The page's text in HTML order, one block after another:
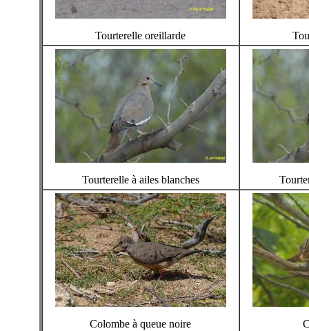
Tourterelle oreillarde
Tourterelle à ailes blanches
Colombe à queue noire